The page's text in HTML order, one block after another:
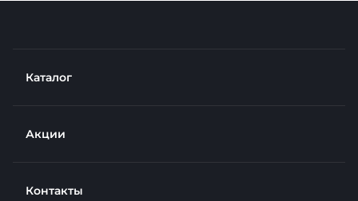
Каталог
Акции
Контакты